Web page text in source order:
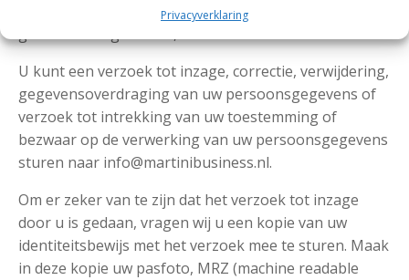
Privacyverklaring
computerbestand naar u of een ander, door u
U kunt een verzoek tot inzage, correctie, verwijdering,
gegevensoverdraging van uw persoonsgegevens of
verzoek tot intrekking van uw toestemming of
bezwaar op de verwerking van uw persoonsgegevens
sturen naar info@martinibusiness.nl.
Om er zeker van te zijn dat het verzoek tot inzage
door u is gedaan, vragen wij u een kopie van uw
identiteitsbewijs met het verzoek mee te sturen. Maak
in deze kopie uw pasfoto, MRZ (machine readable